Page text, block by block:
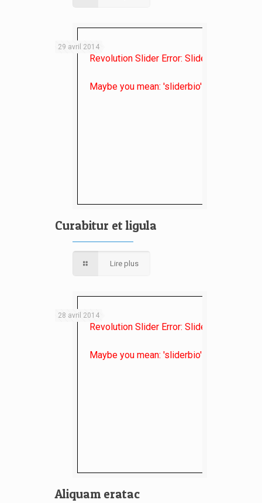
Revolution Slider Error: Slider with alias
Maybe you mean: 'sliderbio' or 'critiques'
29 avril 2014
Curabitur et ligula
Lire plus
Revolution Slider Error: Slider with alias
Maybe you mean: 'sliderbio' or 'critiques'
28 avril 2014
Aliquam eratac